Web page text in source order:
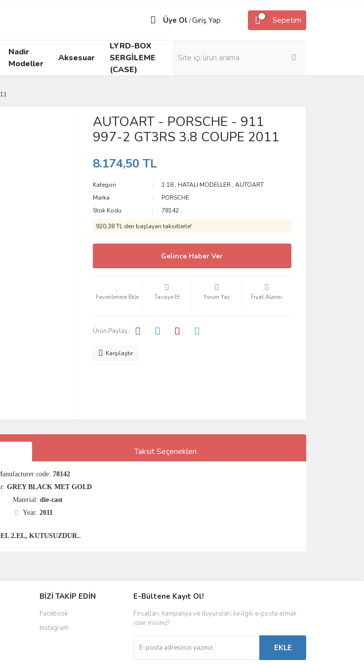
Üye Ol /Giriş Yap Sepetim
Nadir
Modeller
Aksesuar
LYRD-BOX
SERGİLEME
(CASE)
AUTOART - PORSCHE - 911
997-2 GT3RS 3.8 COUPE 2011
8.174,50 TL
Kategori 1:18 , HATALI MODELLER ,AUTOART
Marka
PORSCHE
Stok Kodu
78142
920,38 TL den başlayan taksitlerle!
Gelince Haber Ver
Tavsiye Et Yorum Yaz Fiyat Alarmı
Ürün Paylaş :
Karşılaştır
Taksit Seçenekleri
code: 78142
GREY BLACK MET GOLD
Material: die-cast
Year: 2011
2.EL, KUTUSUZDUR..
BİZİ TAKİP EDİN
Facebook
Instagram
E-Bültene Kayıt Ol!
Fırsatları, kampanya ve duyuruları ile ilgili e-posta almak
ister misiniz?
EKLE